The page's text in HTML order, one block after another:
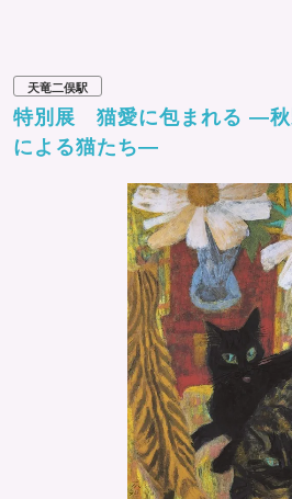
天竜二俣駅
特別展 猫愛に包まれる ―秋
による猫たち―